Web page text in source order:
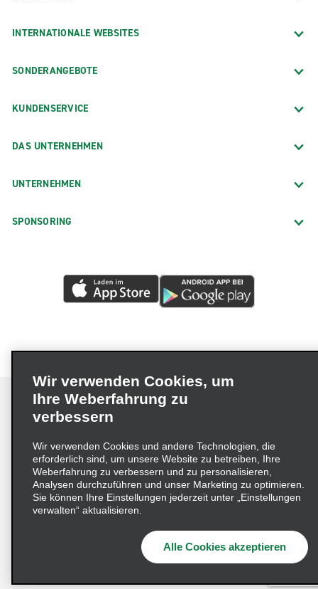
INTERNATIONALE WEBSITES
SONDERANGEBOTE
KUNDENSERVICE
DAS UNTERNEHMEN
UNTERNEHMEN
SPONSORING
Impressum Nutzungsbedingungen
Datenschutzrichtlinie
Cookie-Richtlinie
Datenschutzoptionen
Lieferkettensorgfaltspflichtengesetz (LkSG) Grundsatzerklärung
Beschwerdeverfahren nach dem
© 2026 Enterprise Holdings, Inc. Alle Rechte vorbehalten
Wir verwenden Cookies, um
Ihre Weberfahrung zu
verbessern
Wir verwenden Cookies und andere Technologien, die
erforderlich sind, um unsere Website zu betreiben, Ihre
Weberfahrung zu verbessern und zu personalisieren,
Analysen durchzuführen und unser Marketing zu optimieren.
Sie können Ihre Einstellungen jederzeit unter „Einstellungen
verwalten“ aktualisieren.
Alle Cookies akzeptieren